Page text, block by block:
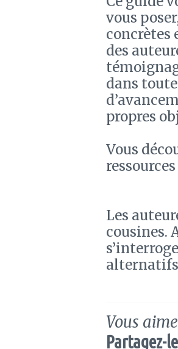
vous
concrètes
des
dans
propres
Vous
Les
cousines.
Vous
Partagez-